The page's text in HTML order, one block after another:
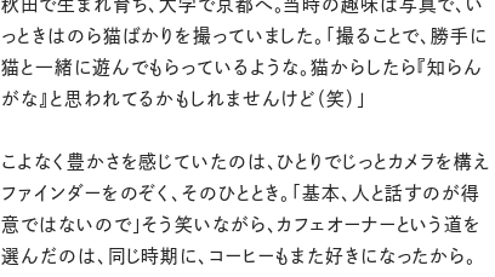
秋田で生まれ育ち、大学で京都へ。当時の趣味は写真で、い
っときはのら猫ばかりを撮っていました。「撮ることで、勝手に
猫と一緒に遊んでもらっているような。猫からしたら『知らん
がな』と思われてるかもしれませんけど（笑）」
こよなく豊かさを感じていたのは、ひとりでじっとカメラを構え
ファインダーをのぞく、そのひととき。「基本、人と話すのが得
意ではないので」そう笑いながら、カフェオーナーという道を
選んだのは、同じ時期に、コーヒーもまた好きになったから。